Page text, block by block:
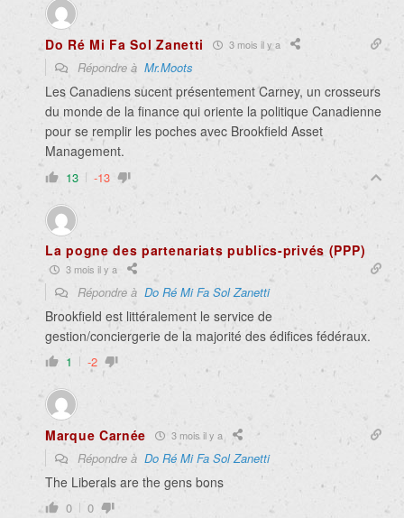
Do Ré Mi Fa Sol Zanetti 3 mois il y a
Répondre à Mr.Moots
Les Canadiens sucent présentement Carney, un crosseurs
du monde de la finance qui oriente la politique Canadienne
pour se remplir les poches avec Brookfield Asset
Management.
13 -13
La pogne des partenariats publics-privés (PPP)
3 mois il y a
Répondre à Do Ré Mi Fa Sol Zanetti
Brookfield est littéralement le service de
gestion/conciergerie de la majorité des édifices fédéraux.
1 -2
Marque Carnée 3 mois il y a
Répondre à Do Ré Mi Fa Sol Zanetti
The Liberals are the gens bons
0 0